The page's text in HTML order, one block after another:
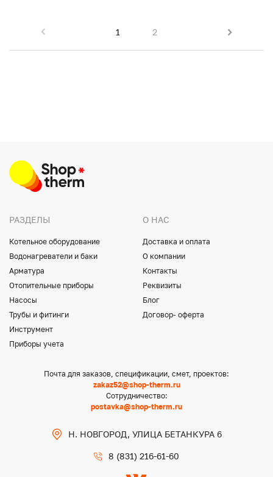
1 2
РАЗДЕЛЫ
Котельное оборудование
Водонагреватели и баки
Арматура
Отопительные приборы
Насосы
Трубы и фитинги
Инструмент
Приборы учета
О НАС
Доставка и оплата
О компании
Контакты
Реквизиты
Блог
Договор- оферта
Почта для заказов, спецификации, смет, проектов:
zakaz52@shop-therm.ru
Сотрудничество:
postavka@shop-therm.ru
Н. НОВГОРОД, УЛИЦА БЕТАНКУРА 6
8 (831) 216-61-60